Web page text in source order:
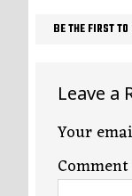
BE THE FIRST
Leave a
Your
Comment